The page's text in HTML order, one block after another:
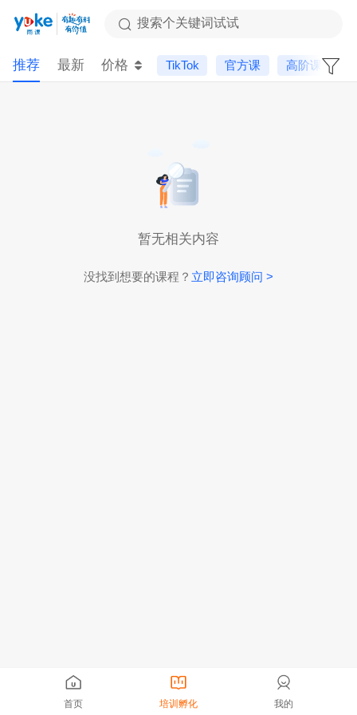
搜索个关键词试试
推荐 最新 价格 TikTok 官方课 高阶课
暂无相关内容
没找到想要的课程？ 立即咨询顾问 >
首页 培训孵化 我的